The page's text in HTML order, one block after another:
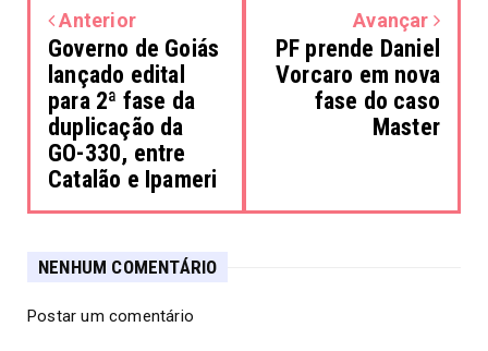
Anterior
Governo de Goiás
lançado edital
para 2ª fase da
duplicação da
GO-330, entre
Catalão e Ipameri
Avançar
PF prende Daniel
Vorcaro em nova
fase do caso
Master
NENHUM COMENTÁRIO
Postar um comentário